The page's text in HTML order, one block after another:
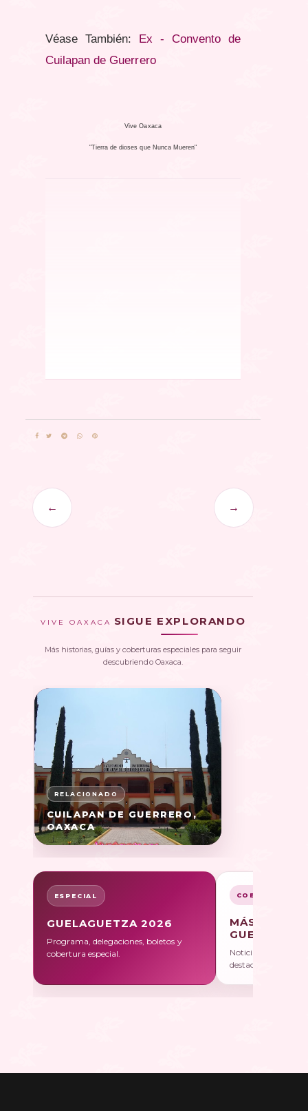
Véase También: Ex - Convento de
Cuilapan de Guerrero
Vive Oaxaca
"Tierra de dioses que Nunca Mueren"
← →
VIVE OAXACA SIGUE EXPLORANDO
Más historias, guías y coberturas especiales para seguir
descubriendo Oaxaca.
CUILAPAN DE GUERRERO,
OAXACA
ESPECIAL
GUELAGUETZA 2026
Programa, delegaciones, boletos y
cobertura especial.
COBERTURA
MÁS SOBRE
Noticias, galerías y
destacadas.